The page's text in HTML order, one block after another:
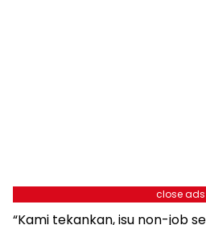
close ads
“Kami tekankan, isu non-job